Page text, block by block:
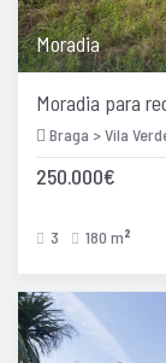
Moradia
Moradia para
Braga > Vila
250.000€
3 180 m 2